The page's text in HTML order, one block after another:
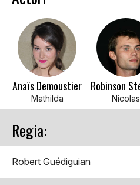
Anaïs Demoustier
Mathilda Nicolas
Regia:
Robert Guédiguian